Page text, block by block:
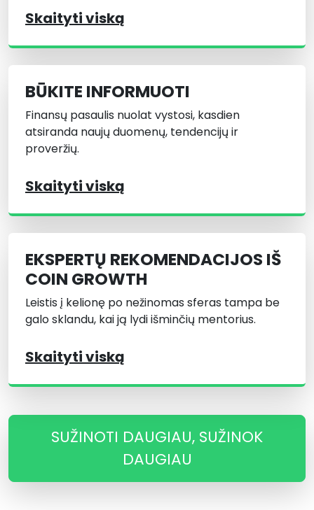
Skaityti viską
BŪKITE INFORMUOTI
Finansų pasaulis nuolat vystosi, kasdien
atsiranda naujų duomenų, tendencijų ir
proveržių.
Skaityti viską
EKSPERTŲ REKOMENDACIJOS IŠ
COIN GROWTH
Leistis į kelionę po nežinomas sferas tampa be
galo sklandu, kai ją lydi išminčių mentorius.
Skaityti viską
SUŽINOTI DAUGIAU, SUŽINOK
DAUGIAU